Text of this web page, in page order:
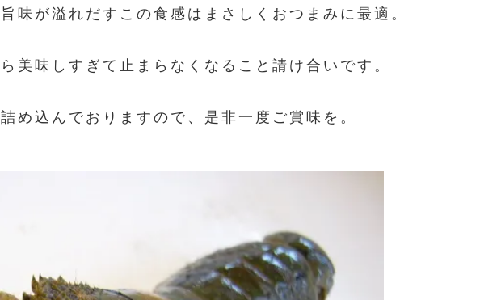
味が溢れだすこの食感はまさしくおつまみに最適。
美味しすぎて止まらなくなること請け合いです。
め込んでおりますので、是非一度ご賞味を。